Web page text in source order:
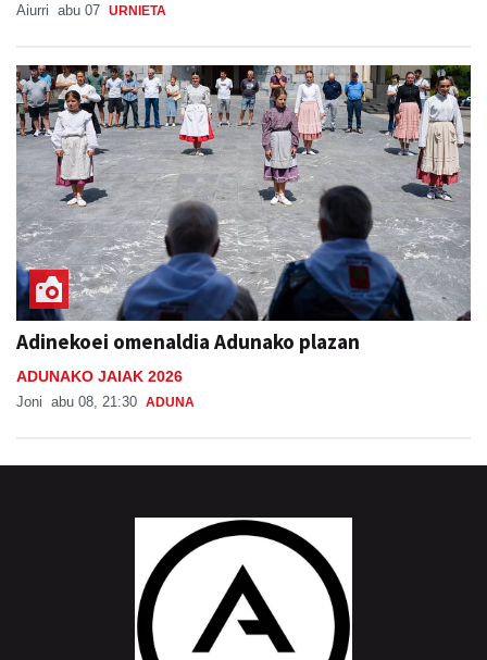
Aiurri abu 07 URNIETA
Adinekoei omenaldia Adunako plazan
ADUNAKO JAIAK 2026
Joni abu 08, 21:30 ADUNA